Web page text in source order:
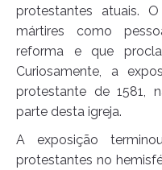
protestantes atuais.
mártires como
reforma e que
Curiosamente, a
protestante de 1581,
parte desta igreja.
A exposição
protestantes no